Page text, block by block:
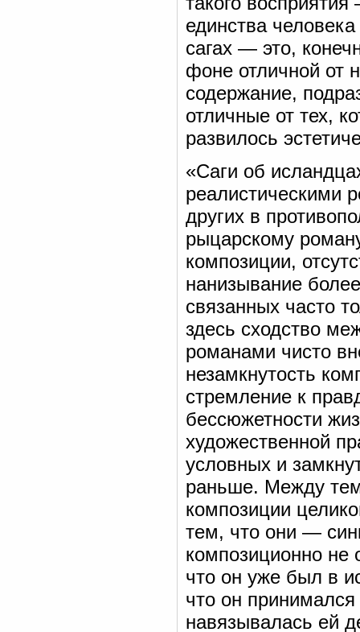
единства
сагах — это,
фоне отличной от
содержание,
отличные от тех,
развилось
«Саги об
реалистическими
других в
рыцарскому
композиции,
нанизывание
связанных часто
здесь сходство
романами чисто
незамкнутость
стремление к
бессюжетности
художественной
условных и
раньше. Между тем
композиции
тем, что они —
композиционно не
что он уже был в
что он
навязывалась ей